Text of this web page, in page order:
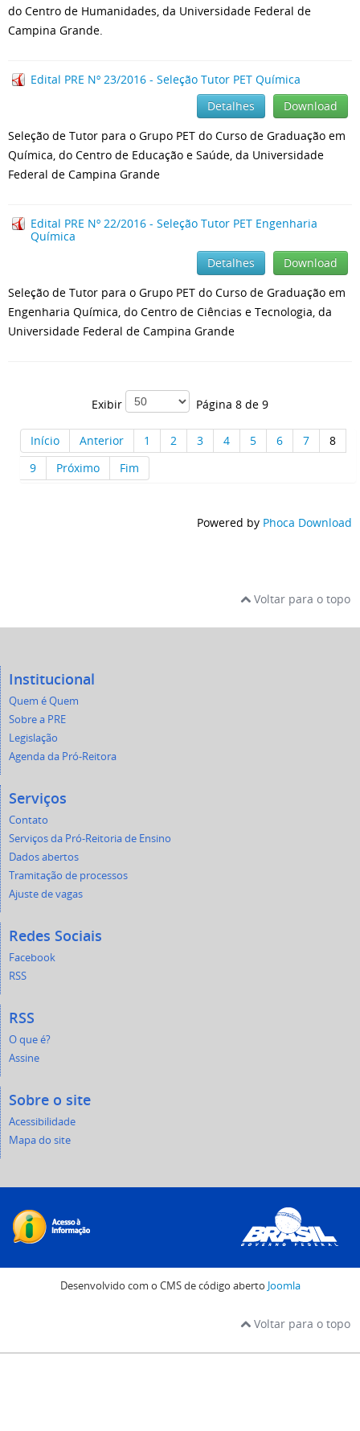
do Centro de Humanidades, da Universidade Federal de
Campina Grande.
Edital PRE Nº 23/2016 - Seleção Tutor PET Química
Download
Detalhes
Seleção de Tutor para o Grupo PET do Curso de Graduação em
Química, do Centro de Educação e Saúde, da Universidade
Federal de Campina Grande
Edital PRE Nº 22/2016 - Seleção Tutor PET Engenharia
Química
Download
Detalhes
Seleção de Tutor para o Grupo PET do Curso de Graduação em
Engenharia Química, do Centro de Ciências e Tecnologia, da
Universidade Federal de Campina Grande
Exibir Página 8 de 9
Início Anterior 1 2 3 4 5 6 7
8
9
Próximo Fim
Powered by Phoca Download
Voltar para o topo
Institucional
Quem é Quem
Sobre a PRE
Legislação
Agenda da Pró-Reitora
Serviços
Contato
Serviços da Pró-Reitoria de Ensino
Dados abertos
Tramitação de processos
Ajuste de vagas
Redes Sociais
Facebook
RSS
RSS
O que é?
Assine
Sobre o site
Acessibilidade
Mapa do site
Desenvolvido com o CMS de código aberto Joomla
Voltar para o topo